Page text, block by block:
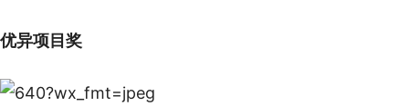
优异项目奖